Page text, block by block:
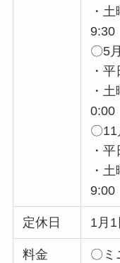
・
9:30
〇5
・
・
0:00
〇11
・
・
9:00
定休日 1月1
料金
〇